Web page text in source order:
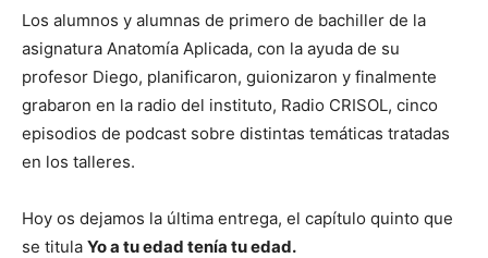
Los alumnos y alumnas de primero de bachiller de la
asignatura Anatomía Aplicada, con la ayuda de su
profesor Diego, planificaron, guionizaron y finalmente
grabaron en la radio del instituto, Radio CRISOL, cinco
episodios de podcast sobre distintas temáticas tratadas
en los talleres.
Hoy os dejamos la última entrega, el capítulo quinto que
se titula Yo a tu edad tenía tu edad.